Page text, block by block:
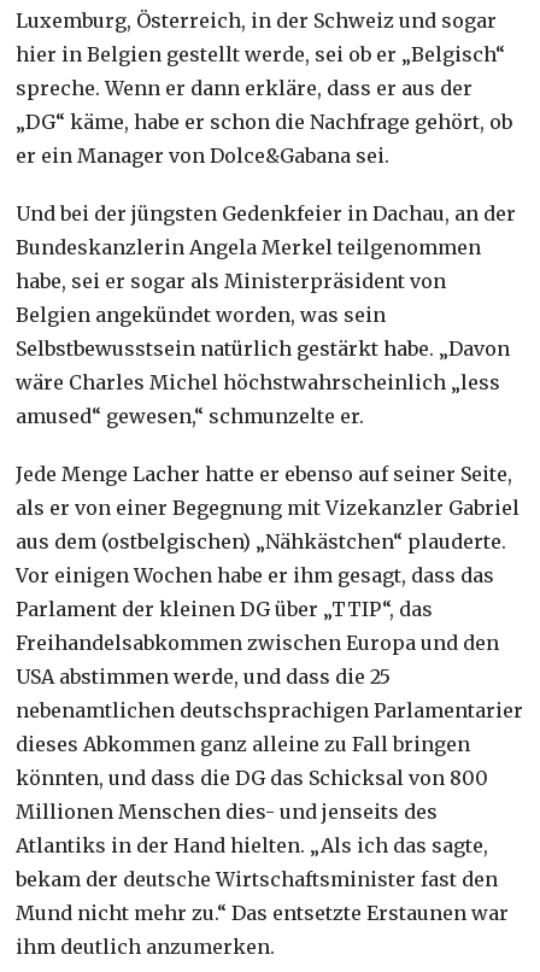
Luxemburg, Österreich, in der Schweiz und sogar
hier in Belgien gestellt werde, sei ob er „Belgisch“
spreche. Wenn er dann erkläre, dass er aus der
„DG“ käme, habe er schon die Nachfrage gehört, ob
er ein Manager von Dolce&Gabana sei.
Und bei der jüngsten Gedenkfeier in Dachau, an der
Bundeskanzlerin Angela Merkel teilgenommen
habe, sei er sogar als Ministerpräsident von
Belgien angekündet worden, was sein
Selbstbewusstsein natürlich gestärkt habe. „Davon
wäre Charles Michel höchstwahrscheinlich „less
amused“ gewesen,“ schmunzelte er.
Jede Menge Lacher hatte er ebenso auf seiner Seite,
als er von einer Begegnung mit Vizekanzler Gabriel
aus dem (ostbelgischen) „Nähkästchen“ plauderte.
Vor einigen Wochen habe er ihm gesagt, dass das
Parlament der kleinen DG über „TTIP“, das
Freihandelsabkommen zwischen Europa und den
USA abstimmen werde, und dass die 25
nebenamtlichen deutschsprachigen Parlamentarier
dieses Abkommen ganz alleine zu Fall bringen
könnten, und dass die DG das Schicksal von 800
Millionen Menschen dies- und jenseits des
Atlantiks in der Hand hielten. „Als ich das sagte,
bekam der deutsche Wirtschaftsminister fast den
Mund nicht mehr zu.“ Das entsetzte Erstaunen war
ihm deutlich anzumerken.